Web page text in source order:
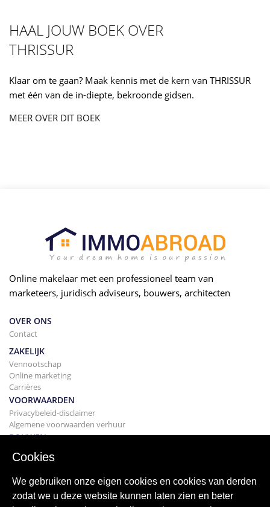
HAAL JOUW BOEK OVER
THRISSUR
Klaar om te gaan? Maak kennis met de kern van THRISSUR
met één van de in-diepte, bekroonde gidsen.
MEER OVER DIT BOEK
Online makelaar met een professioneel team van
marketeers, juridisch adviseurs, bouwers, architecten
OVER ONS
Contact
ZAKELIJK
Vennootschap
Online marketing
Carrières
VOORWAARDEN
Privacybeleid-disclaimer
Algemene voorwaarden verhuur
BOUWEN
Projecten
Uw huis kopen
Verkopen
Hypotheek
Cookies
We gebruiken onze eigen cookies en cookies van derden
zodat we u deze website kunnen laten zien en beter